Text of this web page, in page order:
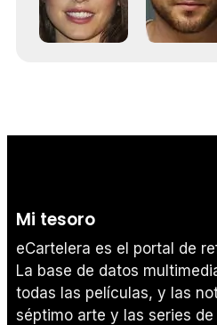
Mi tesoro
eCartelera es el portal de
La base de datos
todas las películas, y las
séptimo arte y las series